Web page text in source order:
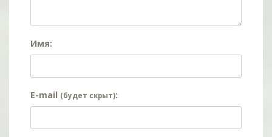
Имя:
E-mail (будет скрыт):